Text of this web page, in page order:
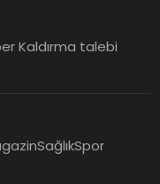
Kaldırma talebi
SağlıkSpor